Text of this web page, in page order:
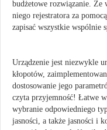
budżetowe rozwiązanie. Ze
niego rejestratora za
zapisać wszystkie wspólnie
Urządzenie jest niezwykle
kłopotów,
dostosowanie jego
czyta przyjemność! Łatwe
wybranie odpowiedniego
jasności, a także jasności i